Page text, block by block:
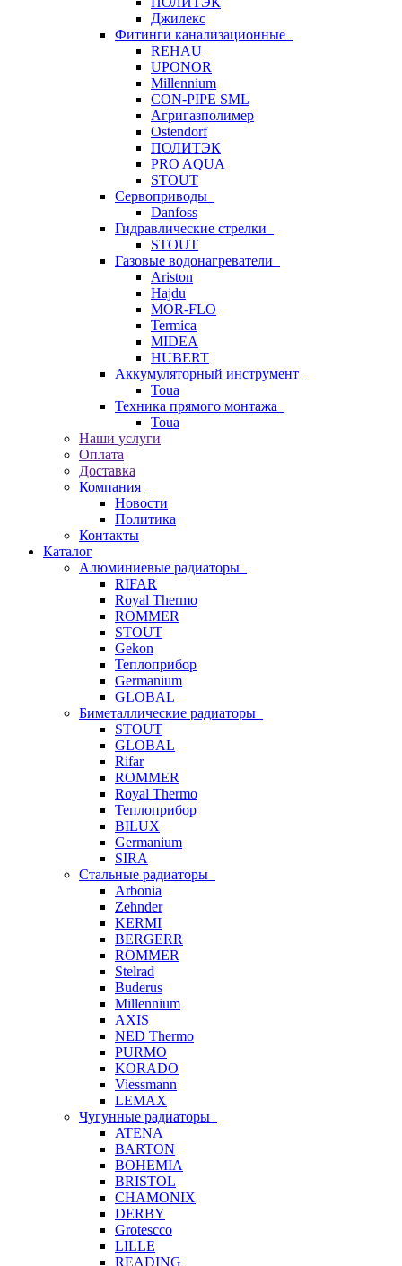
Джилекс
Фитинги канализационные
REHAU
UPONOR
Millennium
CON-PIPE SML
Агригазполимер
Ostendorf
ПОЛИТЭК
PRO AQUA
STOUT
Сервоприводы
Danfoss
Гидравлические стрелки
STOUT
Газовые водонагреватели
Ariston
Hajdu
MOR-FLO
Termica
MIDEA
HUBERT
Аккумуляторный инструмент
Toua
Техника прямого монтажа
Toua
Наши услуги
Оплата
Доставка
Компания
Новости
Политика
Контакты
Каталог
Алюминиевые радиаторы
RIFAR
Royal Thermo
ROMMER
STOUT
Gekon
Теплоприбор
Germanium
GLOBAL
Биметаллические радиаторы
STOUT
GLOBAL
Rifar
ROMMER
Royal Thermo
Теплоприбор
BILUX
Germanium
SIRA
Стальные радиаторы
Arbonia
Zehnder
KERMI
BERGERR
ROMMER
Stelrad
Buderus
Millennium
AXIS
NED Thermo
PURMO
KORADO
Viessmann
LEMAX
Чугунные радиаторы
ATENA
BARTON
BOHEMIA
BRISTOL
CHAMONIX
DERBY
Grotescco
LILLE
READING